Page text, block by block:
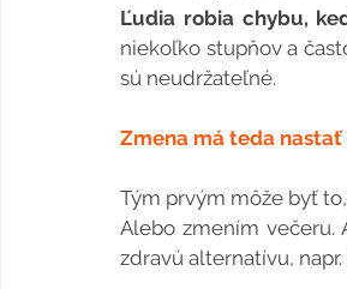
Ľudia robia chybu,
niekoľko stupňov a
sú neudržateľné.
Zmena má teda
Tým prvým môže byť
Alebo zmením večeru.
zdravú alternatívu,